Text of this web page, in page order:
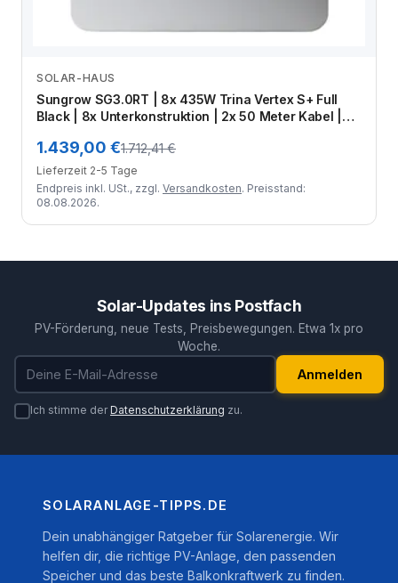
SOLAR-HAUS
Sungrow SG3.0RT | 8x 435W Trina Vertex S+ Full
Black | 8x Unterkonstruktion | 2x 50 Meter Kabel |
1.439,00 €1.712,41 €
Lieferzeit 2-5 Tage
Endpreis inkl. USt., zzgl. Versandkosten. Preisstand:
08.08.2026.
Solar-Updates ins Postfach
PV-Förderung, neue Tests, Preisbewegungen. Etwa 1x pro
Woche.
E-Mail-Adresse
Anmelden
Ich stimme derDatenschutzerklärung zu.
SOLARANLAGE-TIPPS.DE
Dein unabhängiger Ratgeber für Solarenergie. Wir
helfen dir, die richtige PV-Anlage, den passenden
Speicher und das beste Balkonkraftwerk zu finden.